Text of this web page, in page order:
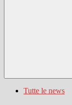
Tutte le news